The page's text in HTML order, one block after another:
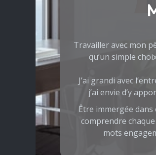
Travailler avec mon
qu’un simple
J’ai grandi avec
j’ai envie d’y
Être immergée
comprendre
mots